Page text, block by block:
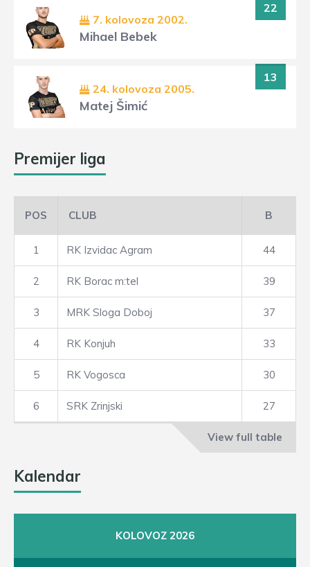
22
7. kolovoza 2002.
Mihael Bebek
13
24. kolovoza 2005.
Matej Šimić
Premijer liga
POS CLUB B
1 RK Izvidac Agram 44
2 RK Borac m:tel 39
3 MRK Sloga Doboj 37
4 RK Konjuh 33
5 RK Vogosca 30
6 SRK Zrinjski 27
View full table
Kalendar
KOLOVOZ 2026